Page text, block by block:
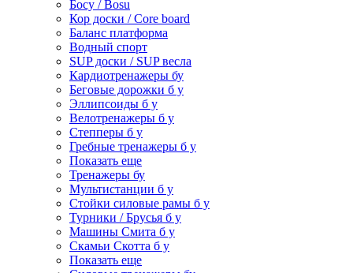
Босу / Bosu
Кор доски / Core board
Баланс платформа
Водный спорт
SUP доски / SUP весла
Кардиотренажеры бу
Беговые дорожки б у
Эллипсоиды б у
Велотренажеры б у
Степперы б у
Гребные тренажеры б у
Показать еще
Тренажеры бу
Мультистанции б у
Стойки силовые рамы б у
Турники / Брусья б у
Машины Смита б у
Скамьи Скотта б у
Показать еще